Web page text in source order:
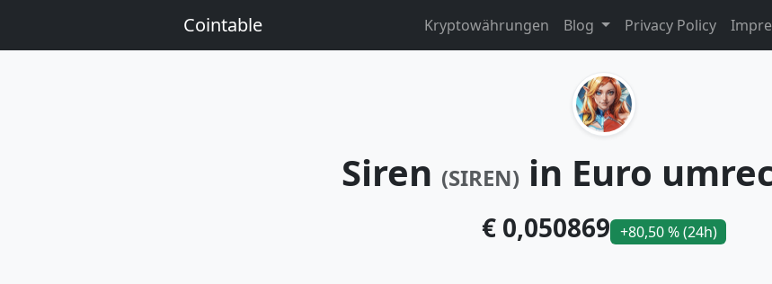
Cointable Kryptowährungen Blog Privacy Policy
Siren (SIREN) in Euro
€ 0,050869 +80,50 % (24h)